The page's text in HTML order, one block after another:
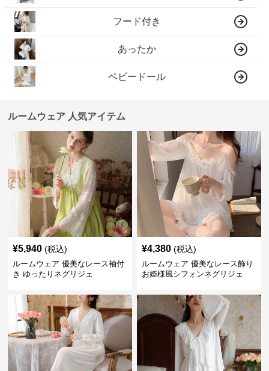
フード付き
あったか
ベビードール
ルームウェア 人気アイテム
¥5,940 (税込)
ルームウェア 優美なレース袖付
き ゆったりネグリジェ
¥4,380 (税込)
ルームウェア 優美なレース飾り
お姫様風シフォンネグリジェ